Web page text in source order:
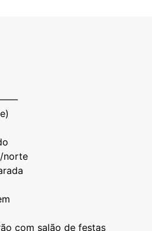
norte
com salão de festas